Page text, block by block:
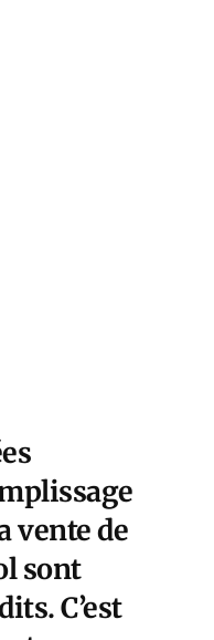
vente de
sont
C’est